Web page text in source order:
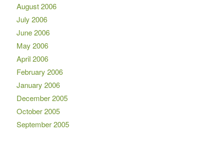
August 2006
July 2006
June 2006
May 2006
April 2006
February 2006
January 2006
December 2005
October 2005
September 2005